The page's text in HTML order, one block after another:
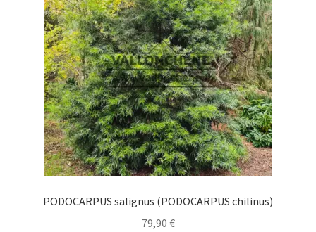
PODOCARPUS salignus (PODOCARPUS chilinus)
79,90 €